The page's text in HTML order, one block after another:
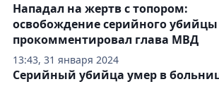
13:43, 31 января 2024
Нападал на жертв с топором:
освобождение серийного убийцы
прокомментировал глава МВД
Серийный убийца умер в